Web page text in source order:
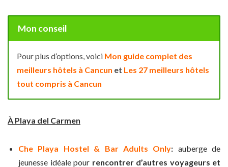
Mon conseil
Pour plus d’options, voici Mon guide complet des
meilleurs hôtels à Cancun et Les 27 meilleurs hôtels
tout compris à Cancun
À Playa del Carmen
Che Playa Hostel & Bar Adults Only: auberge de
jeunesse idéale pour rencontrer d’autres voyageurs et